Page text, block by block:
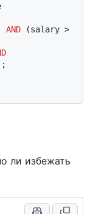
AND (salary >
ли избежать